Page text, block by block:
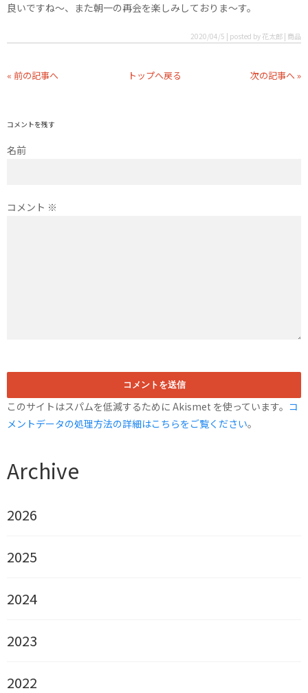
良いですね〜、また朝一の再会を楽しみしておりま〜す。
2020/04/5 | posted by 花太郎 | 商品
« 前の記事へ トップへ戻る 次の記事へ »
コメントを残す
名前
コメント ※
このサイトはスパムを低減するために Akismet を使っています。 コ
メントデータの処理方法の詳細はこちらをご覧ください。
Archive
2026
2025
2024
2023
2022